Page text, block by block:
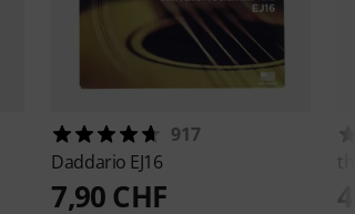
917
Daddario EJ16
7,90 CHF